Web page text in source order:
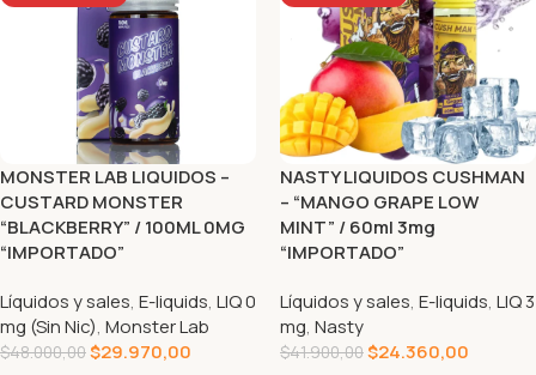
MONSTER LAB LIQUIDOS –
CUSTARD MONSTER
“BLACKBERRY” / 100ML 0MG
“IMPORTADO”
Líquidos y sales, E-liquids, LIQ 0
mg (Sin Nic), Monster Lab
$48.000,00$29.970,00
NASTY LIQUIDOS CUSHMAN
– “MANGO GRAPE LOW
MINT” / 60ml 3mg
“IMPORTADO”
Líquidos y sales, E-liquids, LIQ 3
mg, Nasty
$41.900,00$24.360,00